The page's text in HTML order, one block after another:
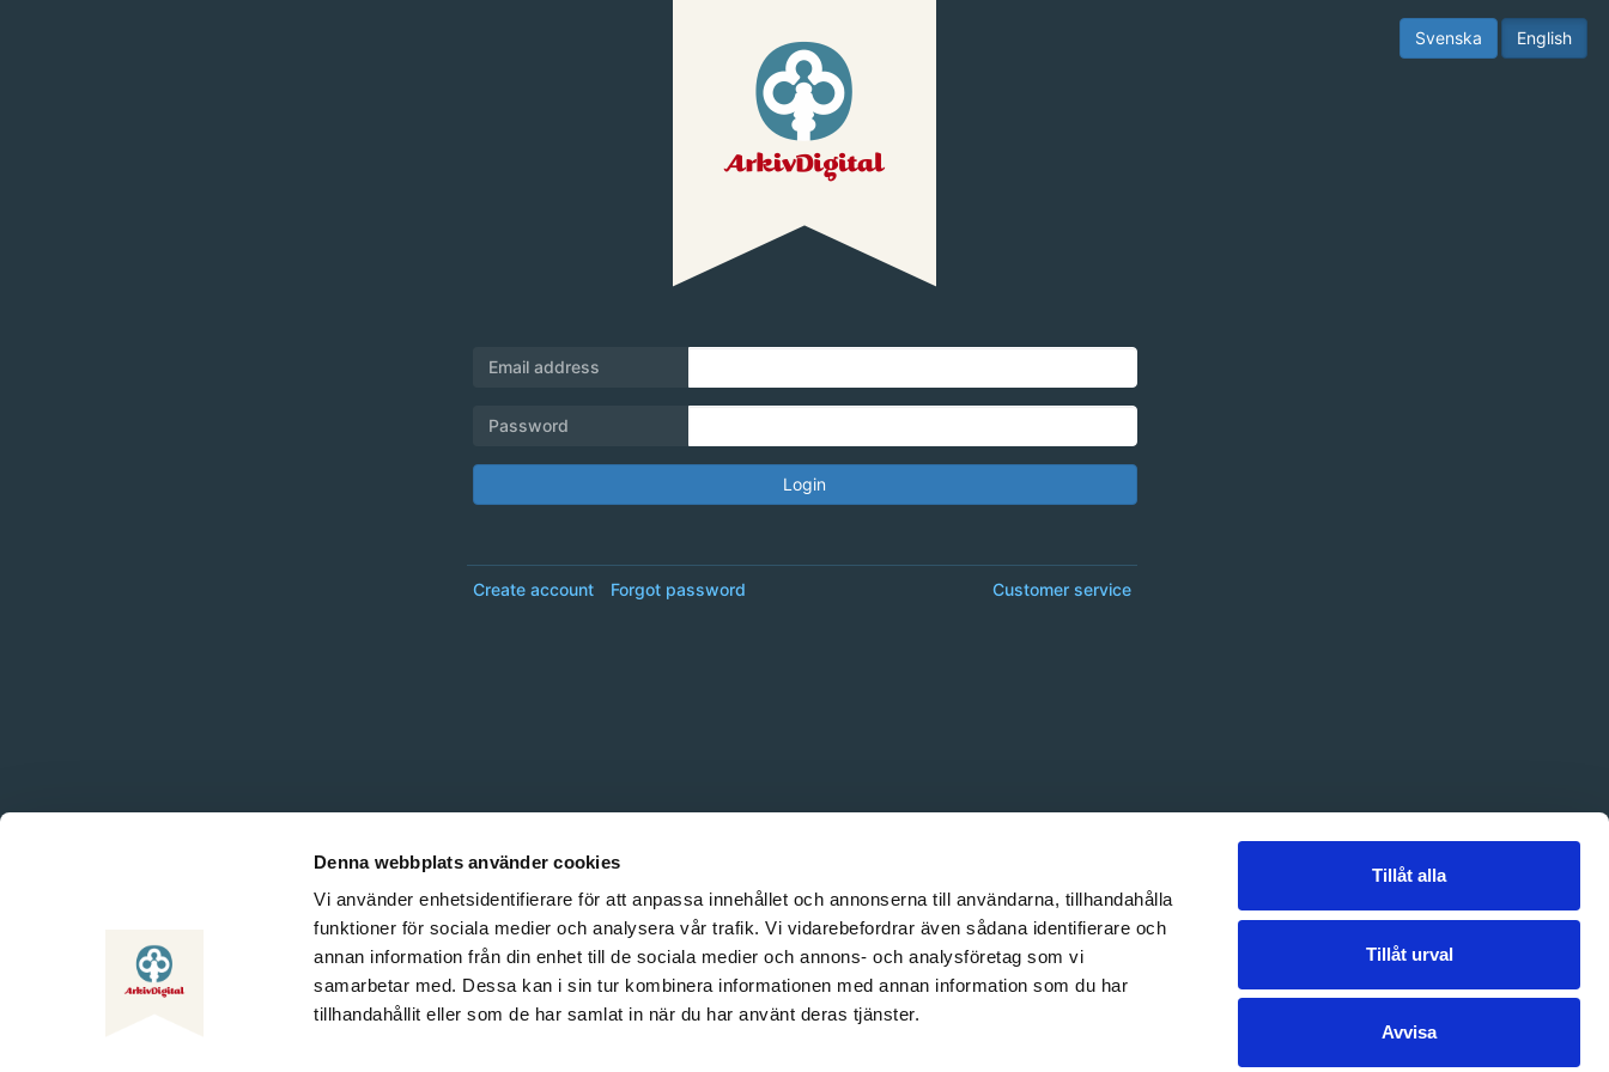
Denna webbplats använder cookies
Vi använder enhetsidentifierare för att anpassa innehållet och annonserna till användarna, tillhandahålla
funktioner för sociala medier och analysera vår trafik. Vi vidarebefordrar även sådana identifierare och
annan information från din enhet till de sociala medier och annons- och analysföretag som vi
samarbetar med. Dessa kan i sin tur kombinera informationen med annan information som du har
tillhandahållit eller som de har samlat in när du har använt deras tjänster.
Tillåt alla
Tillåt urval
Avvisa
English
Svenska
Email address
Password
Login
Customer service
Create account Forgot password